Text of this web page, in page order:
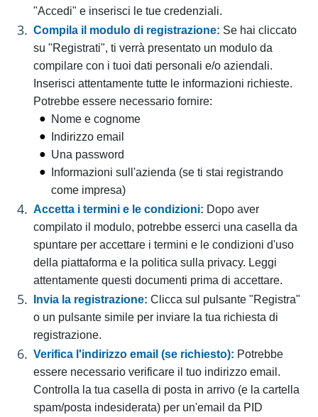
"Accedi" e inserisci le tue credenziali.
Compila il modulo di registrazione: Se hai cliccato
su "Registrati", ti verrà presentato un modulo da
compilare con i tuoi dati personali e/o aziendali.
Inserisci attentamente tutte le informazioni richieste.
Potrebbe essere necessario fornire:
Nome e cognome
Indirizzo email
Una password
Informazioni sull'azienda (se ti stai registrando
come impresa)
Accetta i termini e le condizioni: Dopo aver
compilato il modulo, potrebbe esserci una casella da
spuntare per accettare i termini e le condizioni d'uso
della piattaforma e la politica sulla privacy. Leggi
attentamente questi documenti prima di accettare.
Invia la registrazione: Clicca sul pulsante "Registra"
o un pulsante simile per inviare la tua richiesta di
registrazione.
Verifica l'indirizzo email (se richiesto): Potrebbe
essere necessario verificare il tuo indirizzo email.
Controlla la tua casella di posta in arrivo (e la cartella
spam/posta indesiderata) per un'email da PID